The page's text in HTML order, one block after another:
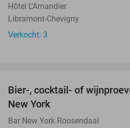
Hôtel L'Amandier
Libramont-Chevigny
Verkocht: 3
Bier-, cocktail- of
New York
Bar New York Roosendaal